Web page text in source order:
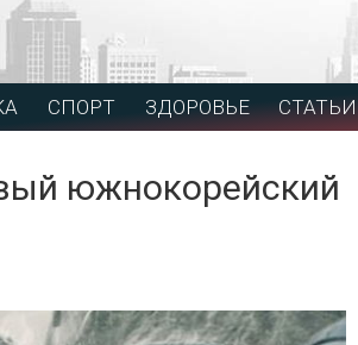
СПОРТ ЗДОРОВЬЕ СТАТЬИ
южнокорейский